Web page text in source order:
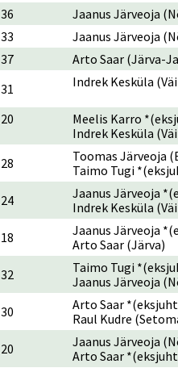
36
Jaanus Järveoja
33
Jaanus Järveoja
37
Arto Saar (Järva-
31 Indrek Kesküla
20
Meelis Karro
Indrek Kesküla
28
Toomas Järveoja
Taimo Tugi
24
Jaanus Järveoja
Indrek Kesküla
18
Jaanus Järveoja
Arto Saar (Järva)
32
Taimo Tugi
Jaanus Järveoja
30
Arto Saar
Raul Kudre
20
Jaanus Järveoja
Arto Saar